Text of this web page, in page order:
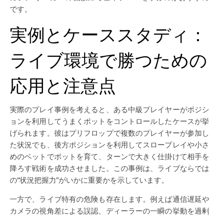
です。
実例とケーススタディ：
ライブ環境で勝つための
応用と注意点
実際のプレイ事例を考えると、ある中級プレイヤーがポジシ
ョンを利用してうまくポットをコントロールしたケースが挙
げられます。彼はプリフロップで複数のプレイヤーが参加し
た状況でも、後方ポジションを利用してスロープレイや小さ
めのベットでポットを育て、ターンで大きく仕掛けて相手を
降ろす戦術を成功させました。この事例は、ライブならでは
の“状況把握力”がいかに重要かを示しています。
一方で、ライブ特有の危険も存在します。例えば通信遅延や
カメラの視角差による誤認、ディーラーの一瞬の挙動を過剰